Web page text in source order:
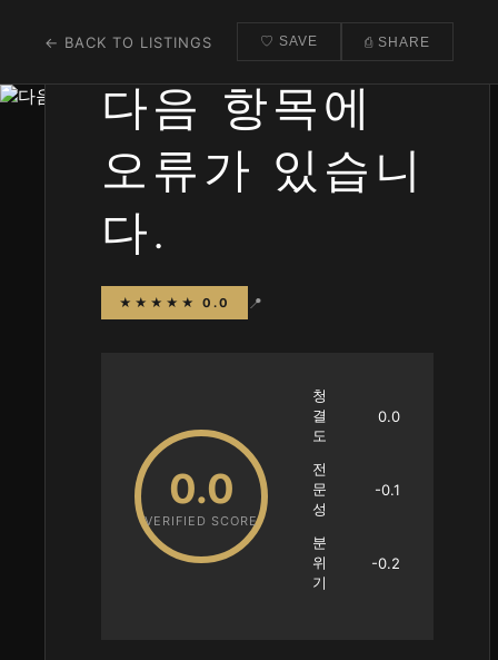
← BACK TO LISTINGS ♡ SAVE ⎙ SHARE
다음 항목에
오류가 있습니
다.
★★★★★ 0.0 📍
0.0
VERIFIED SCORE
청
결
도
0.0
전
문
성
-0.1
분
위
기
-0.2